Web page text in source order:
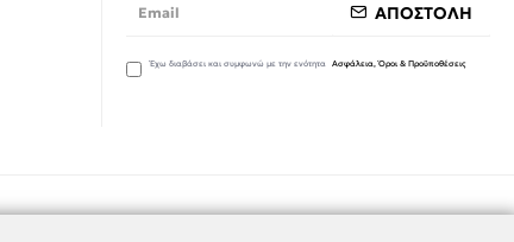
ΑΠΟΣΤΟΛΗ
Έχω διαβάσει και συμφωνώ με την ενότητα Ασφάλεια, Όροι & Προϋποθέσεις